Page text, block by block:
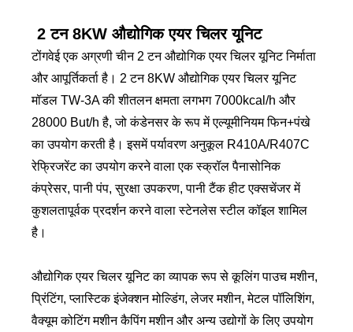
2 टन 8KW औद्योगिक एयर चिलर यूनिट
टोंगवेई एक अग्रणी चीन 2 टन औद्योगिक एयर चिलर यूनिट निर्माता
और आपूर्तिकर्ता है। 2 टन 8KW औद्योगिक एयर चिलर यूनिट
मॉडल TW-3A की शीतलन क्षमता लगभग 7000kcal/h और
28000 But/h है, जो कंडेनसर के रूप में एल्यूमीनियम फिन+पंखे
का उपयोग करती है। इसमें पर्यावरण अनुकूल R410A/R407C
रेफ्रिजरेंट का उपयोग करने वाला एक स्क्रॉल पैनासोनिक
कंप्रेसर, पानी पंप, सुरक्षा उपकरण, पानी टैंक हीट एक्सचेंजर में
कुशलतापूर्वक प्रदर्शन करने वाला स्टेनलेस स्टील कॉइल शामिल
है।
औद्योगिक एयर चिलर यूनिट का व्यापक रूप से कूलिंग पाउच मशीन,
प्रिंटिंग, प्लास्टिक इंजेक्शन मोल्डिंग, लेजर मशीन, मेटल पॉलिशिंग,
वैक्यूम कोटिंग मशीन कैपिंग मशीन और अन्य उद्योगों के लिए उपयोग